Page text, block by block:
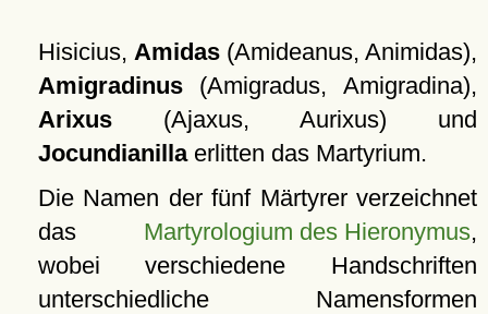
Hisicius, Amidas(Amideanus, Animidas),
Amigradinus(Amigradus, Amigradina),
Arixus(Ajaxus, Aurixus) und
Jocundianillaerlitten das Martyrium.
Die Namen der fünf Märtyrer verzeichnet
das Martyrologium des Hieronymus,
wobei verschiedene Handschriften
unterschiedliche Namensformen